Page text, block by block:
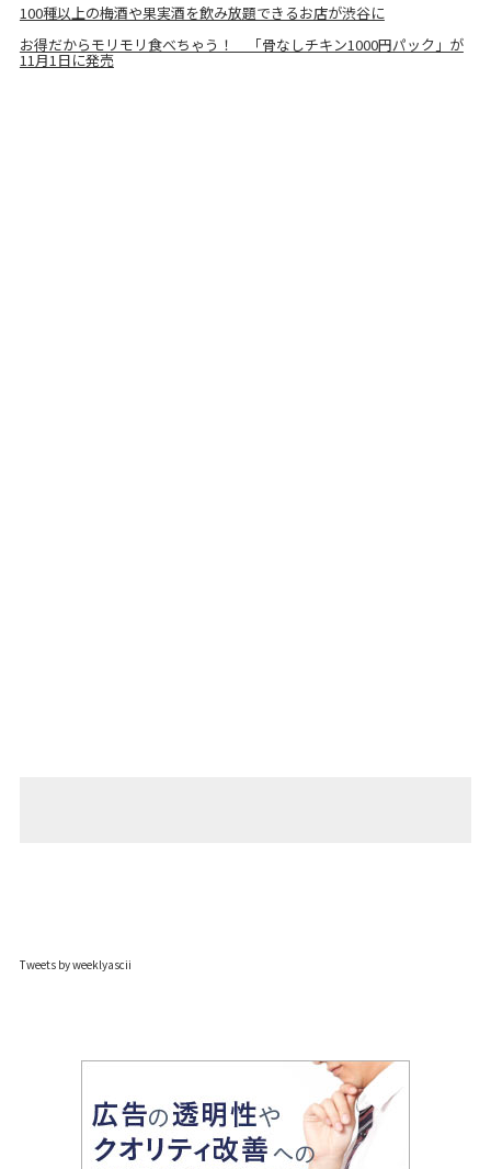
100種以上の梅酒や果実酒を飲み放題できるお店が渋谷に
お得だからモリモリ食べちゃう！ 「骨なしチキン1000円パック」が
11月1日に発売
Tweets by weeklyascii